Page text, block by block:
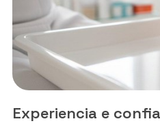
Experiencia e